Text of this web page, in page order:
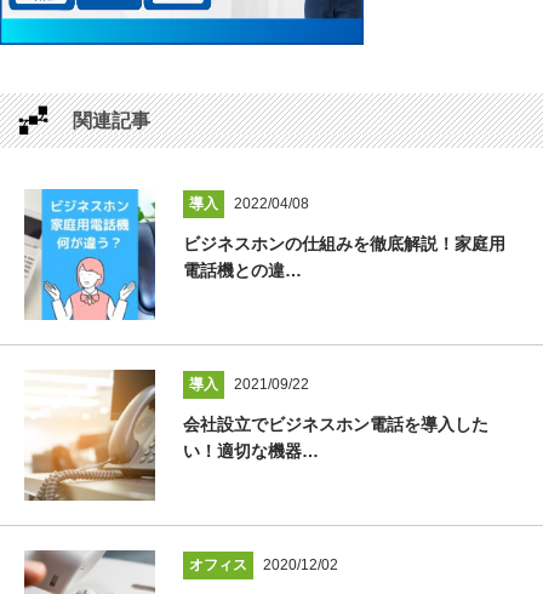
関連記事
導入 2022/04/08
ビジネスホンの仕組みを徹底解説！家庭用
電話機との違…
導入 2021/09/22
会社設立でビジネスホン電話を導入した
い！適切な機器…
オフィス 2020/12/02